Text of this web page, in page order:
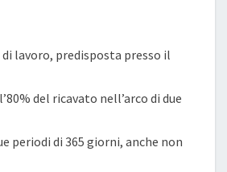
lavoro, predisposta presso il
del ricavato nell’arco di due
periodi di 365 giorni, anche non